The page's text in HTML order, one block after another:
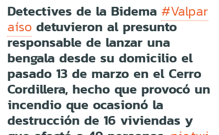
Detectives de la Bidema #Valpar
aíso detuvieron al presunto
responsable de lanzar una
bengala desde su domicilio el
pasado 13 de marzo en el Cerro
Cordillera, hecho que provocó un
incendio que ocasionó la
destrucción de 16 viviendas y